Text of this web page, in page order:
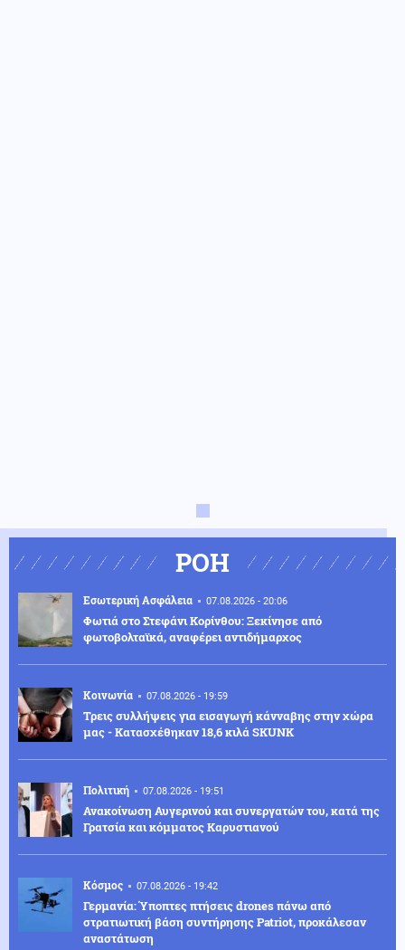
ΡΟΗ
Εσωτερική Ασφάλεια 07.08.2026 - 20:06
Φωτιά στο Στεφάνι Κορίνθου: Ξεκίνησε από
φωτοβολταϊκά, αναφέρει αντιδήμαρχος
Κοινωνία 07.08.2026 - 19:59
Τρεις συλλήψεις για εισαγωγή κάνναβης στην χώρα
μας - Κατασχέθηκαν 18,6 κιλά SKUNK
Πολιτική 07.08.2026 - 19:51
Ανακοίνωση Αυγερινού και συνεργατών του, κατά της
Γρατσία και κόμματος Καρυστιανού
Κόσμος 07.08.2026 - 19:42
Γερμανία: Ύποπτες πτήσεις drones πάνω από
στρατιωτική βάση συντήρησης Patriot, προκάλεσαν
αναστάτωση